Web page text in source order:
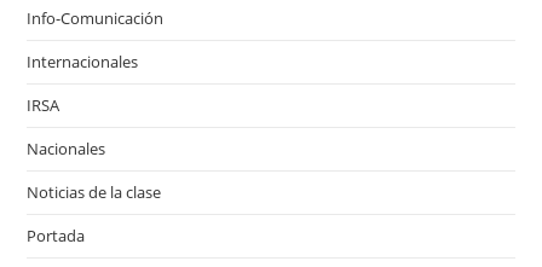
Info-Comunicación
Internacionales
IRSA
Nacionales
Noticias de la clase
Portada